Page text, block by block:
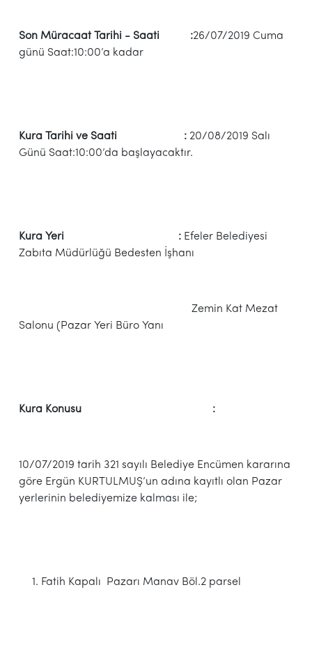
Son Müracaat Tarihi - Saati :26/07/2019 Cuma
günü Saat:10:00’a kadar
Kura Tarihi ve Saati : 20/08/2019 Salı
Günü Saat:10:00’da başlayacaktır.
Kura Yeri : Efeler Belediyesi
Zabıta Müdürlüğü Bedesten İşhanı
Zemin Kat Mezat
Salonu (Pazar Yeri Büro Yanı
Kura Konusu :
10/07/2019 tarih 321 sayılı Belediye Encümen kararına
göre Ergün KURTULMUŞ’un adına kayıtlı olan Pazar
yerlerinin belediyemize kalması ile;
Fatih Kapalı Pazarı Manav Böl.2 parsel